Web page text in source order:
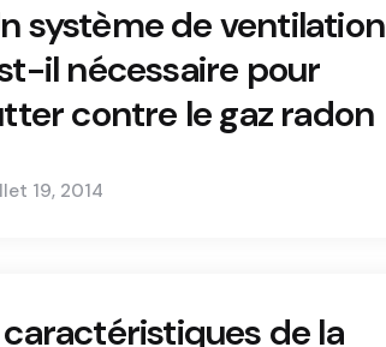
système de ventilation
il nécessaire pour
contre le gaz radon
19, 2014
de la